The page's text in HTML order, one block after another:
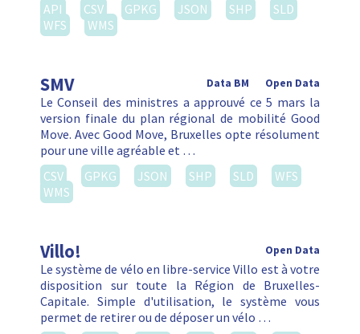
API
CSV GPKG JSON SHP
SLD
WFS
WMS
SMV Open Data
Data BM
Le Conseil des ministres a approuvé ce 5 mars la
version finale du plan régional de mobilité Good
Move. Avec Good Move, Bruxelles opte résolument
pour une ville agréable et …
CSV
GPKG JSON SHP SLD
WFS
WMS
Villo! Open Data
Le système de vélo en libre-service Villo est à votre
disposition sur toute la Région de Bruxelles-
Capitale. Simple d'utilisation, le système vous
permet de retirer ou de déposer un vélo …